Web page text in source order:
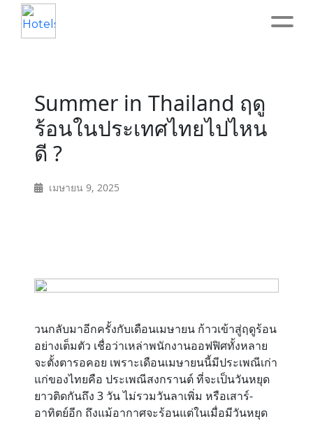
About
Service
Operation
Contact
Summer in Thailand ฤดู
ร้อนในประเทศไทยไปไหน
ดี ?
เมษายน 9, 2025
วนกลับมาอีกครั้งกับเดือนเมษายน ก้าวเข้าสู่ฤดูร้อน
อย่างเต็มตัว เชื่อว่าเหล่าพนักงานออฟฟิศทั้งหลาย
จะตั้งตารอคอย เพราะเดือนเมษายนนี้มีประเพณีเก่า
แก่ของไทยคือ ประเพณีสงกรานต์ ที่จะเป็นวันหยุด
ยาวติดกันถึง 3 วัน ไม่รวมวันลาเพิ่ม หรือเสาร์-
อาทิตย์อีก ถึงแม้อากาศจะร้อนแต่ในเมื่อมีวันหยุด